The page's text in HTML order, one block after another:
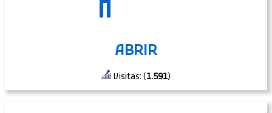
ABRIR
Visitas: (1.591)